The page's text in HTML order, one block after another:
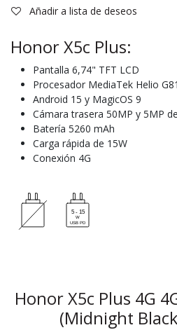
Añadir a lista de deseos
Honor X5c Plus:
Pantalla 6,74" TFT LCD
Procesador MediaTek Helio G81
Android 15 y MagicOS 9
Cámara trasera 50MP y 5MP
Batería 5260 mAh
Carga rápida de 15W
Conexión 4G
Honor X5c Plus 4G
(Midnight